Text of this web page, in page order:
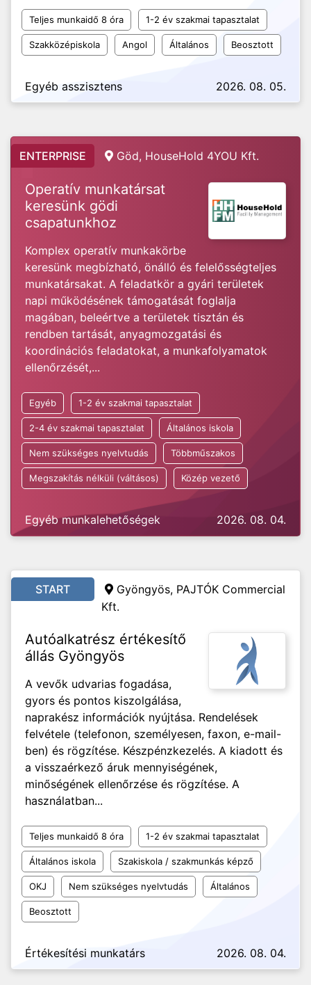
Teljes munkaidő 8 óra 1-2 év szakmai tapasztalat
Szakközépiskola Angol Általános Beosztott
Egyéb asszisztens 2026. 08. 05.
ENTERPRISE Göd, HouseHold 4YOU Kft.
Operatív munkatársat
keresünk gödi
csapatunkhoz
Komplex operatív munkakörbe
keresünk megbízható, önálló és felelősségteljes
munkatársakat. A feladatkör a gyári területek
napi működésének támogatását foglalja
magában, beleértve a területek tisztán és
rendben tartását, anyagmozgatási és
koordinációs feladatokat, a munkafolyamatok
ellenőrzését,...
Egyéb 1-2 év szakmai tapasztalat
2-4 év szakmai tapasztalat Általános iskola
Nem szükséges nyelvtudás Többműszakos
Megszakítás nélküli (váltásos) Közép vezető
Egyéb munkalehetőségek 2026. 08. 04.
START
Gyöngyös, PAJTÓK Commercial
Kft.
Autóalkatrész értékesítő
állás Gyöngyös
A vevők udvarias fogadása,
gyors és pontos kiszolgálása,
naprakész információk nyújtása. Rendelések
felvétele (telefonon, személyesen, faxon, e-mail-
ben) és rögzítése. Készpénzkezelés. A kiadott és
a visszaérkező áruk mennyiségének,
minőségének ellenőrzése és rögzítése. A
használatban...
Teljes munkaidő 8 óra 1-2 év szakmai tapasztalat
Általános iskola Szakiskola / szakmunkás képző
OKJ Nem szükséges nyelvtudás Általános
Beosztott
Értékesítési munkatárs 2026. 08. 04.